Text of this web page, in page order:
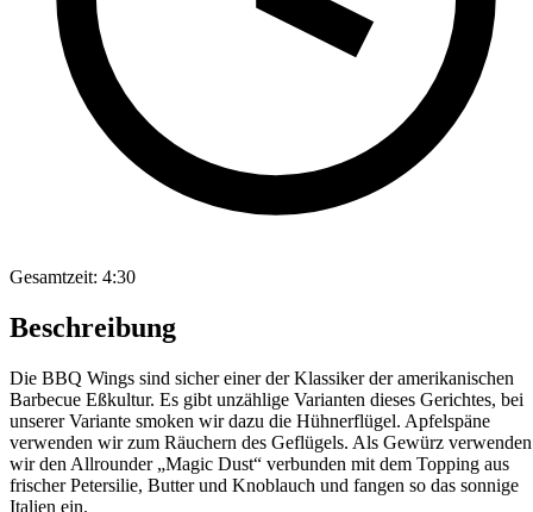
Gesamtzeit: 4:30
Beschreibung
Die BBQ Wings sind sicher einer der Klassiker der amerikanischen
Barbecue Eßkultur. Es gibt unzählige Varianten dieses Gerichtes, bei
unserer Variante smoken wir dazu die Hühnerflügel. Apfelspäne
verwenden wir zum Räuchern des Geflügels. Als Gewürz verwenden
wir den Allrounder „Magic Dust“ verbunden mit dem Topping aus
frischer Petersilie, Butter und Knoblauch und fangen so das sonnige
Italien ein.